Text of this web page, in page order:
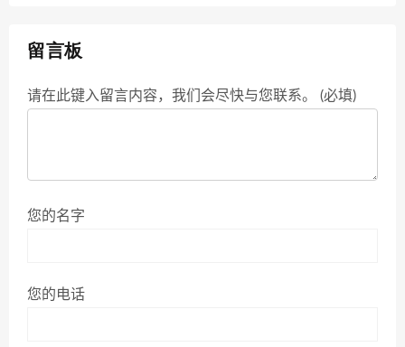
留言板
请在此键入留言内容，我们会尽快与您联系。 (必填)
您的名字
您的电话